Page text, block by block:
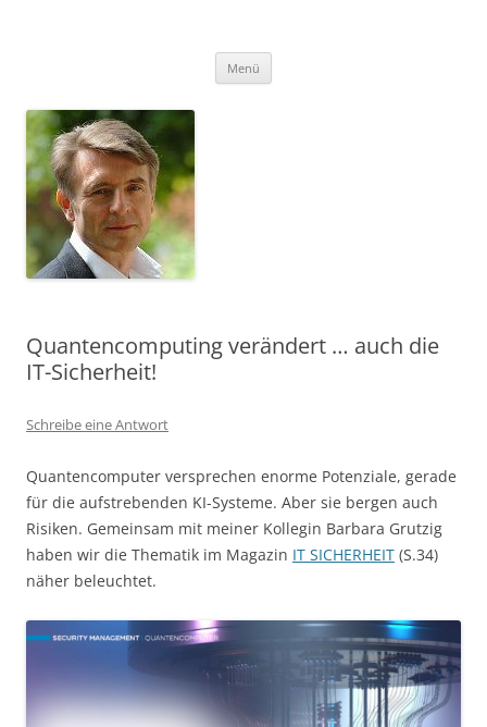
Menü
Quantencomputing verändert … auch die
IT-Sicherheit!
Schreibe eine Antwort
Quantencomputer versprechen enorme Potenziale, gerade
für die aufstrebenden KI-Systeme. Aber sie bergen auch
Risiken. Gemeinsam mit meiner Kollegin Barbara Grutzig
haben wir die Thematik im Magazin IT SICHERHEIT (S.34)
näher beleuchtet.